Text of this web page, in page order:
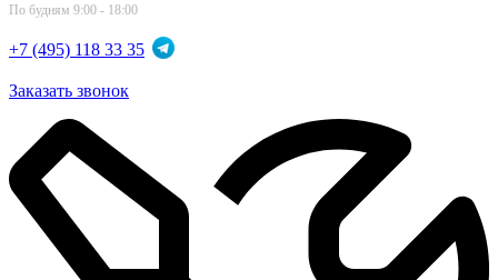
По будням 9:00 - 18:00
+7 (495) 118 33 35
Заказать звонок